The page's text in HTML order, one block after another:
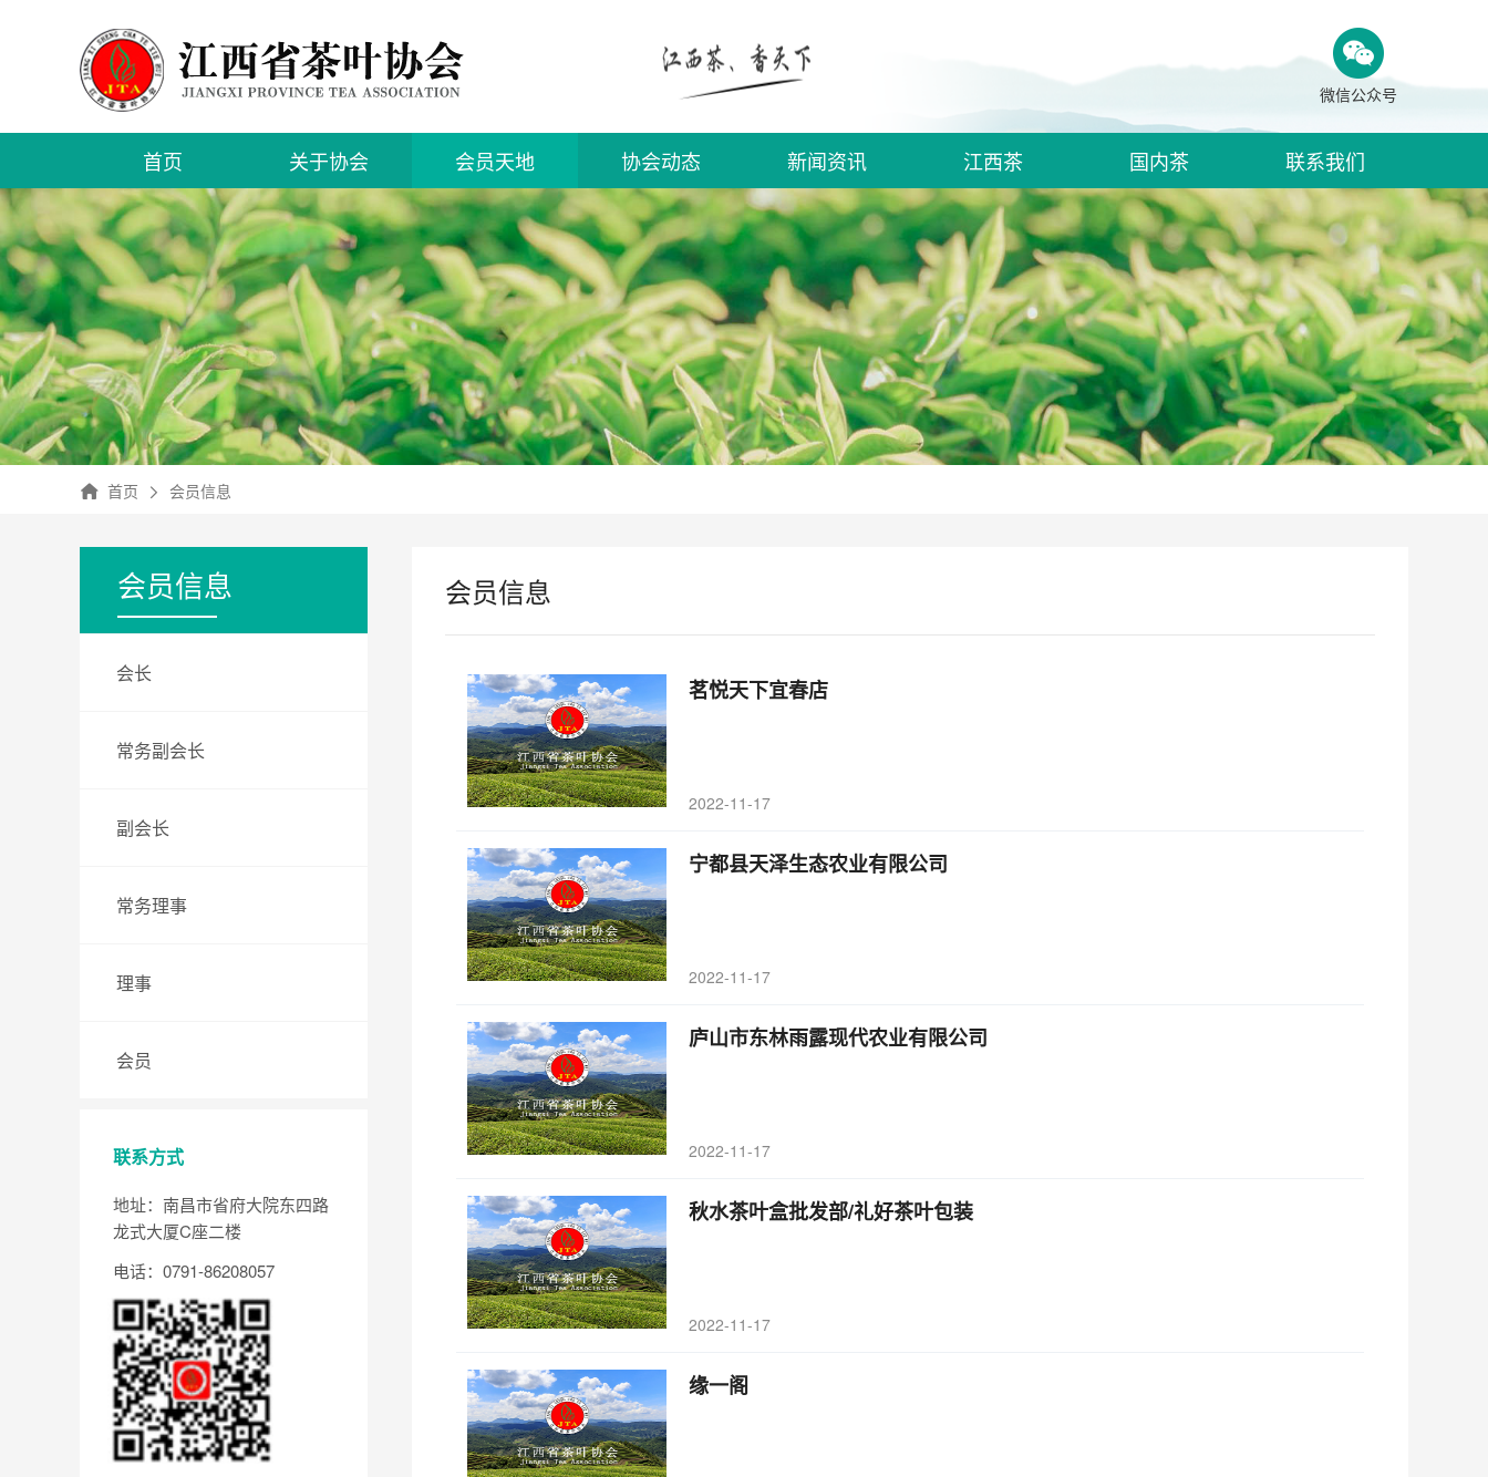
微信公众号
首页 关于协会
会员天地
入会须知
申请入会
会员信息
协会动态 新闻资讯 江西茶 国内茶 联系我们
首页 会员信息
会员信息
会长
常务副会长
副会长
常务理事
理事
会员
联系方式
地址：南昌市省府大院东四路
龙式大厦C座二楼
电话：0791-86208057
会员信息
茗悦天下宜春店
2022-11-17
宁都县天泽生态农业有限公司
2022-11-17
庐山市东林雨露现代农业有限公司
2022-11-17
秋水茶叶盒批发部/礼好茶叶包装
2022-11-17
缘一阁